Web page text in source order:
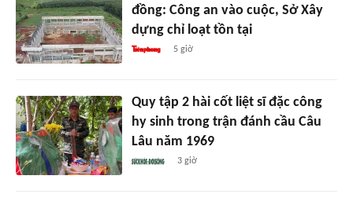
đồng: Công an vào cuộc, Sở Xây
dựng chỉ loạt tồn tại
5 giờ
Quy tập 2 hài cốt liệt sĩ đặc công
hy sinh trong trận đánh cầu Câu
Lâu năm 1969
3 giờ